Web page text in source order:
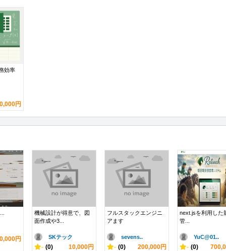
効率
円
円
機械設計が得意で、図
面作成や3...
SKテック
- (0) 10,000円
フルスタックエンジニ
アます
sevens..
- (0) 200,000円
next.jsを利用した
管...
YuC@01..
- (0)